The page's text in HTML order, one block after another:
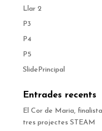
Llar 2
P3
P4
P5
SlidePrincipal
Entrades recents
El Cor de Maria,
tres projectes STEAM